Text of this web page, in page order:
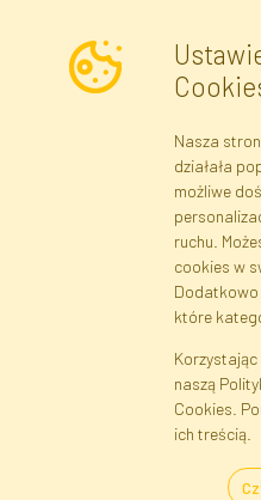
Dane rejestrowe
Pomoc
Cookies
Nasza
działała
możliwe
ruchu.
cookies w
Dodatkowo
które
naszą
Cookies.
ich treścią.